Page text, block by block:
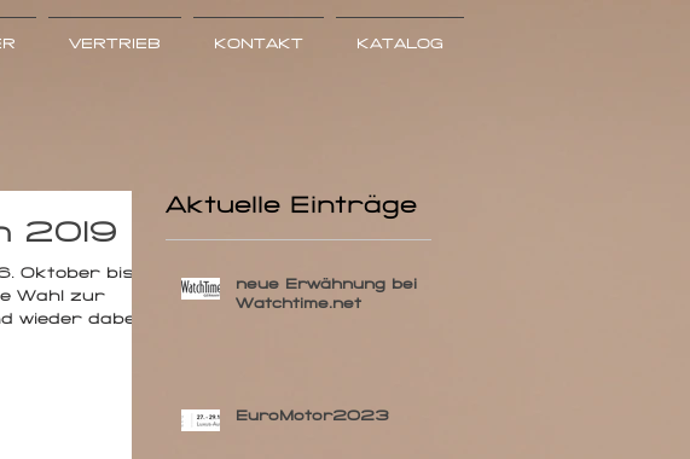
VERTRIEB KONTAKT KATALOG
2019
Oktober bis
Wahl zur
wieder dabei.
Aktuelle Einträge
neue Erwähnung bei
Watchtime.net
EuroMotor2023